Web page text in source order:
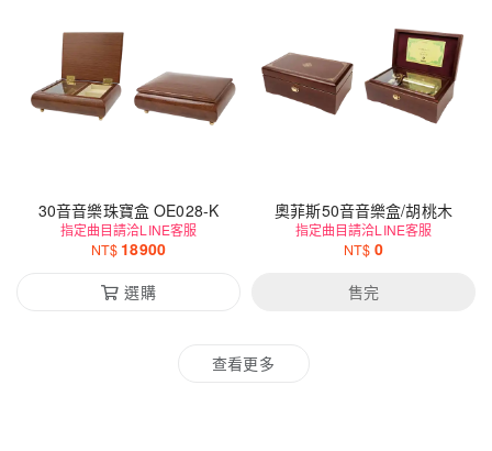
30音音樂珠寶盒 OE028-K
指定曲目請洽LINE客服
NT$ 18900
選購
奧菲斯50音音樂盒/胡桃木
指定曲目請洽LINE客服
NT$ 0
售完
查看更多